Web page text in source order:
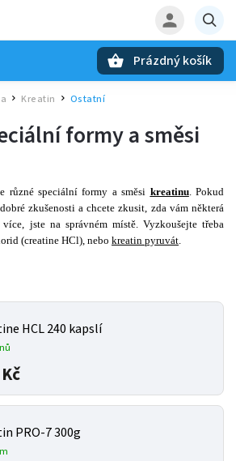
Prázdný košík
/ Kreatin Ostatní
formy a směsi
různé speciální formy a směsi kreatinu. Pokud
zkušenosti a chcete zkusit, zda vám některá
jste na správném místě. Vyzkoušejte třeba
(creatine HCl), nebo kreatin pyruvát.
HCL 240 kapslí
PRO-7 300g